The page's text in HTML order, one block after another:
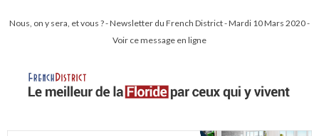
Nous, on y sera, et vous ? - Newsletter du French District - Mardi 10 Mars 2020 -
Voir ce message en ligne